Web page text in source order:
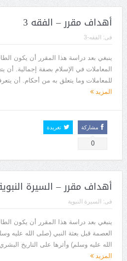
أهداف مقرر – الفقه 3
فى: الفقه-3
ينبغي بعد دراسة هذا المقرر أن يكون
المعاملات في الإسلام بصفة إجمالية. أن
للمعاملات وما يتعلق به من أحكام. أن
المزيد
مشاركة
0
تغريدة
أهداف مقرر – السيرة
فى: السيرة النبوية
ينبغي بعد دراسة هذا المقرر أن يكون
العصمة قبل بعثة النبي (صلى الله عليه
الله عليه وسلم) وأثرها على التاريخ
المزيد